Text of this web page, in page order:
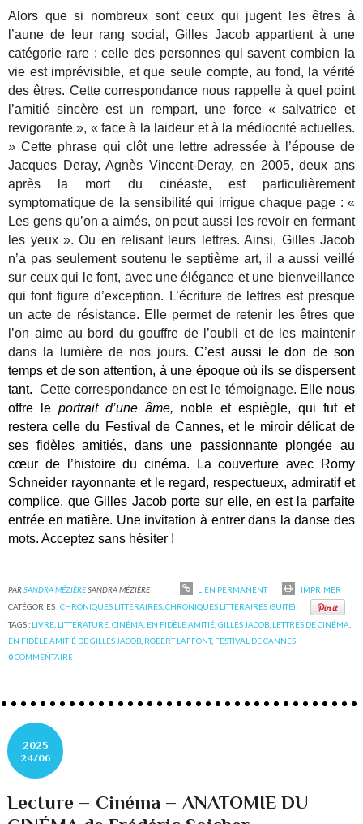
Alors que si nombreux sont ceux qui jugent les êtres à
l’aune de leur rang social, Gilles Jacob appartient à une
catégorie rare : celle des personnes qui savent combien la
vie est imprévisible, et que seule compte, au fond, la vérité
des êtres. Cette correspondance nous rappelle à quel point
l’amitié sincère est un rempart, une force « salvatrice et
revigorante », « face à la laideur et à la médiocrité actuelles.
» Cette phrase qui clôt une lettre adressée à l’épouse de
Jacques Deray, Agnès Vincent-Deray, en 2005, deux ans
après la mort du cinéaste, est particulièrement
symptomatique de la sensibilité qui irrigue chaque page : «
Les gens qu’on a aimés, on peut aussi les revoir en fermant
les yeux ». Ou en relisant leurs lettres. Ainsi, Gilles Jacob
n’a pas seulement soutenu le septième art, il a aussi veillé
sur ceux qui le font, avec une élégance et une bienveillance
qui font figure d’exception. L’écriture de lettres est presque
un acte de résistance. Elle permet de retenir les êtres que
l’on aime au bord du gouffre de l’oubli et de les maintenir
dans la lumière de nos jours.C’est aussi le don de son
temps et de son attention, à une époque où ils se dispersent
tant. Cette correspondance en est le témoignage. Elle nous
offre leportrait d’une âme, noble et espiègle, qui fut et
restera celle du Festival de Cannes, et le miroir délicat de
ses fidèles amitiés, dans une passionnante plongée au
cœur de l’histoire du cinéma. La couverture avec Romy
Schneider rayonnante et le regard, respectueux, admiratif et
complice, que Gilles Jacob porte sur elle, en est la parfaite
entrée en matière. Une invitation à entrer dans la danse des
mots. Acceptez sans hésiter !
PARSANDRA MÉZIÈRESANDRA MÉZIÈRE LIEN PERMANENT
IMPRIMER
CATÉGORIES :CHRONIQUES LITTERAIRES ,CHRONIQUES LITTERAIRES (SUITE)
TAGS : LIVRE LITTÉRATURE ,CINÉMA EN FIDÈLE AMITIÉ ,GILLES JACOB LETTRES DE CINÉMA
EN FIDÈLE AMITIÉ DE GILLES JACOB ROBERT LAFFONT, FESTIVAL DE CANNES
0COMMENTAIRE
2025
24/06
Lecture – Cinéma – ANATOMIE DU